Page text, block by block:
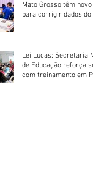
Mato Grosso têm
para corrigir dados do
Lei Lucas: Secretaria
de Educação reforça
com treinamento em